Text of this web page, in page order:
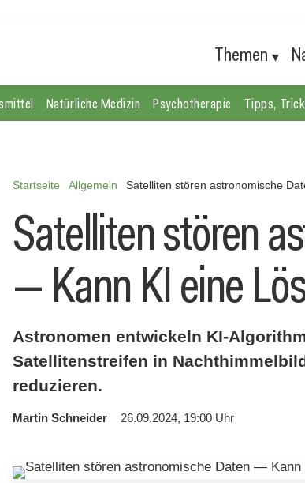
Themen
Natürliche Medizin Psychotherapie Tipps,
Startseite Allgemein Satelliten stören astronomische
Satelliten stören
— Kann KI eine
Astronomen entwickeln KI-
Satellitenstreifen in
reduzieren.
Martin Schneider 26.09.2024, 19:00 Uhr